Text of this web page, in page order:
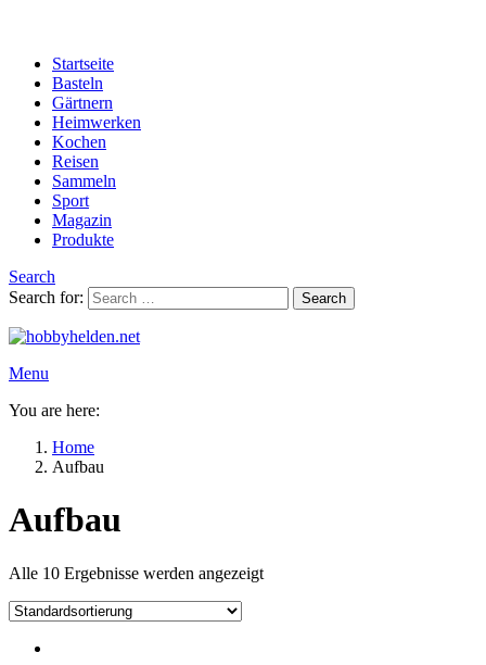
Startseite
Basteln
Gärtnern
Heimwerken
Kochen
Reisen
Sammeln
Sport
Magazin
Produkte
Search
Search for:
Search
Menu
You are here:
Home
Aufbau
Aufbau
Alle 10 Ergebnisse werden angezeigt